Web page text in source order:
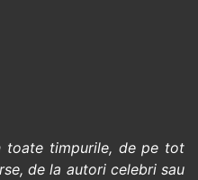
toate timpurile, de pe tot
de la autori celebrisau